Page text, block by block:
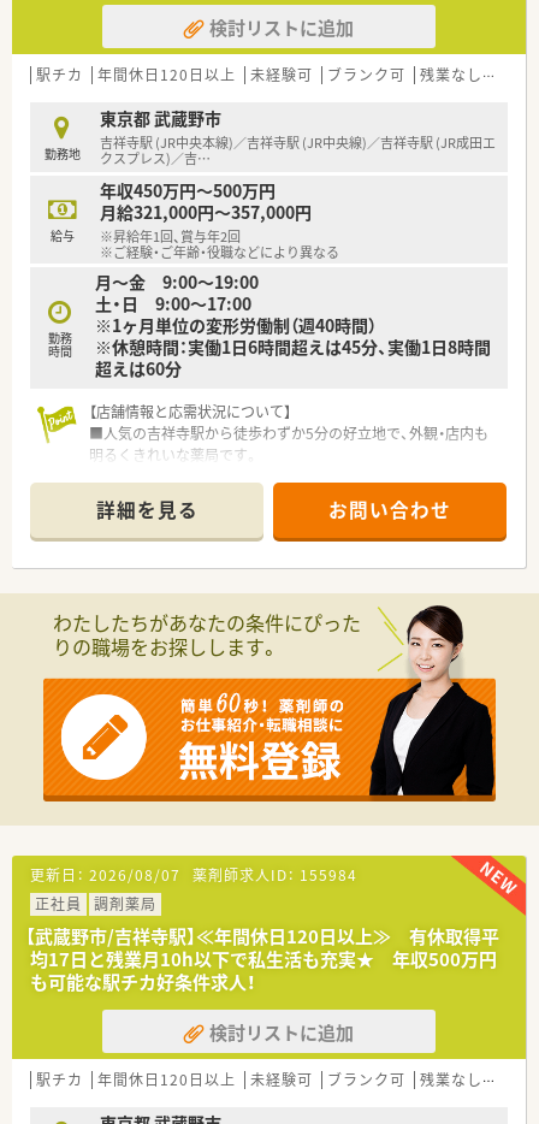
検討リストに追加
駅チカ 年間休日120日以上 未経験可 ブランク可 残業なし(ほぼなし含む)
勤務地
東京都 武蔵野市
吉祥寺駅 (JR中央本線)／吉祥寺駅 (JR中央線)／吉祥寺駅 (JR成田エ
クスプレス)／吉…
給与
年収450万円～500万円
月給321,000円～357,000円
※昇給年1回、賞与年2回
※ご経験・ご年齢・役職などにより異なる
勤務
時間
月～金 9:00～19:00
土・日 9:00～17:00
※1ヶ月単位の変形労働制（週40時間）
※休憩時間：実働1日6時間超えは45分、実働1日8時間
超えは60分
【店舗情報と応需状況について】
■人気の吉祥寺駅から徒歩わずか5分の好立地で、外観・店内も
明るくきれいな薬局です。
の処方箋を応需します。
■常時7～8名体制で勤務しており、スタッフ同士が協力し合え
る環境が整っています。
■地域の患者様へのサービスを維持するための、欠員補充による
正社員募集となります。
■スキルや経験よりも、誠実で真面目なお人柄を最も重視した採
■調剤未経験の方を歓迎しており、素直に知識を吸収できる方を
求めております。
【勤務実態について】
■会社全体の月平均残業時間は10時間以内と、ワークライフバ
ランスを保ちやすいです。
■年間休日は120日以上あり、有給休暇も平均17日取得と、しっ
■休日は希望の曜日で固定することも可能で、プライベートの予
定が立てやすいです。
【職場環境と雰囲気】
■平均年齢は30代半ばと若手が中心で、活気があり和気あいあ
いとした雰囲気の職場です。
■人間関係の良さが自慢で、店舗間の垣根もなく、ヘルプ体制な
ど協力体制が整っています。
■店内は常に明るく清潔に保たれており、気持ちよく働くことが
できる環境が整備されています。
詳細を見る お問い合わせ
わたしたちがあなたの条件にぴった
りの職場をお探しします。
更新日： 2026/08/07 薬剤師求人ID： 155984
正社員
調剤薬局
【武蔵野市/吉祥寺駅】≪年間休日120日以上≫ 有休取得平
均17日と残業月10h以下で私生活も充実★ 年収500万円
も可能な駅チカ好条件求人！
検討リストに追加
駅チカ 年間休日120日以上 未経験可 ブランク可 残業なし(ほぼなし含む)